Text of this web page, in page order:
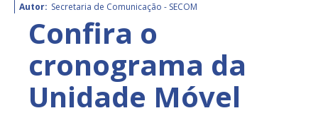
Autor: Secretaria de Comunicação - SECOM
Confira o
cronograma da
Unidade Móvel